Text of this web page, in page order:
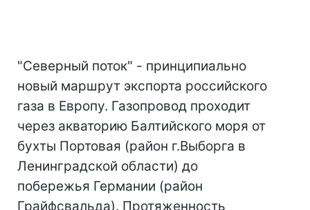
"Северный поток" - принципиально
новый маршрут экспорта российского
газа в Европу. Газопровод проходит
через акваторию Балтийского моря от
бухты Портовая (район г.Выборга в
Ленинградской области) до
побережья Германии (район
Грайфсвальда). Протяженность